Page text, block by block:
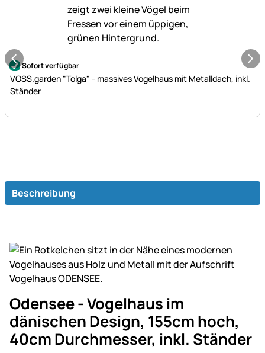
Noch keine Bewertungen abgegeben
Sofort verfügbar
VOSS.garden "Tolga" - massives Vogelhaus mit Metalldach, inkl.
Ständer
Beschreibung
Odensee - Vogelhaus im
dänischen Design, 155cm hoch,
40cm Durchmesser, inkl. Ständer